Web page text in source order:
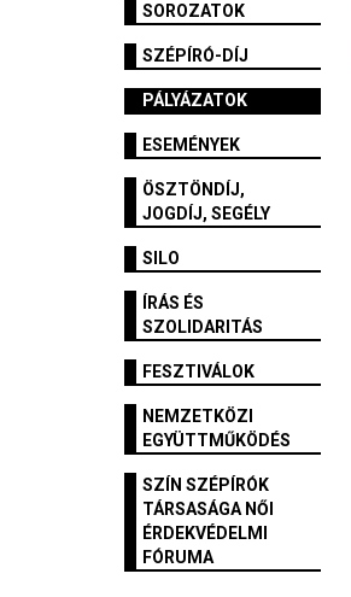
SOROZATOK
SZÉPÍRÓ-DÍJ
PÁLYÁZATOK
ESEMÉNYEK
ÖSZTÖNDÍJ,
JOGDÍJ, SEGÉLY
SILO
ÍRÁS ÉS
SZOLIDARITÁS
FESZTIVÁLOK
NEMZETKÖZI
EGYÜTTMŰKÖDÉS
SZÍN SZÉPÍRÓK
TÁRSASÁGA NŐI
ÉRDEKVÉDELMI
FÓRUMA